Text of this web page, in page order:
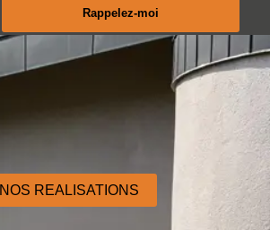
NOS REALISATIONS